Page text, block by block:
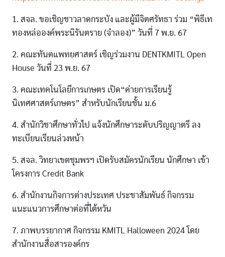
1. สจล. ขอเชิญชาวลาดกระบัง และผู้มีจิตศรัทธา ร่วม “พิธีเท
ทองหล่อองค์พระนิรันตราย (จำลอง)” วันที่ 7 พ.ย. 67
2. คณะทันตแพทยศาสตร์ เชิญร่วมงาน DENTKMITL Open
House วันที่ 23 พ.ย. 67
3. คณะเทคโนโลยีการเกษตร เปิด“ค่ายการเรียนรู้
นิเทศศาสตร์เกษตร” สำหรับนักเรียนชั้น ม.6
4. สำนักวิชาศึกษาทั่วไป แจ้งนักศึกษาระดับปริญญาตรี ลง
ทะเบียนเรียนล่วงหน้า
5. สจล. วิทยาเขตชุมพรฯ เปิดรับสมัครนักเรียน นักศึกษา เข้า
โครงการ Credit Bank
6. สำนักงานกิจการต่างประเทศ ประชาสัมพันธ์ กิจกรรม
แนะแนวการศึกษาต่อที่ไต้หวัน
7. ภาพบรรยากาศ กิจกรรม KMITL Halloween 2024 โดย
สำนักงานสื่อสารองค์กร